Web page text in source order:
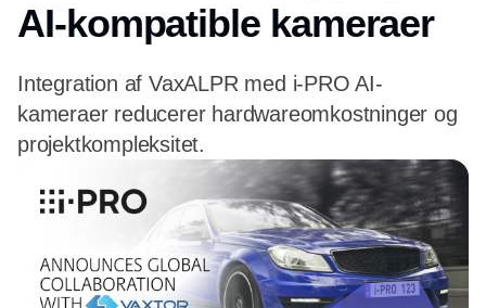
AI-kompatible kameraer
Integration af VaxALPR med i-PRO AI-
kameraer reducerer hardwareomkostninger og
projektkompleksitet.